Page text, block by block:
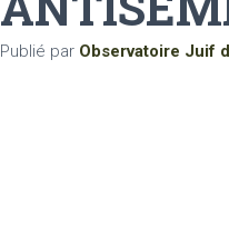
Publié par Observatoire Juif